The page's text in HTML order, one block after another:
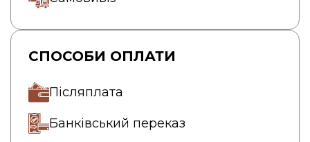
СПОСОБИ ОПЛАТИ
Післяплата
Банківський переказ